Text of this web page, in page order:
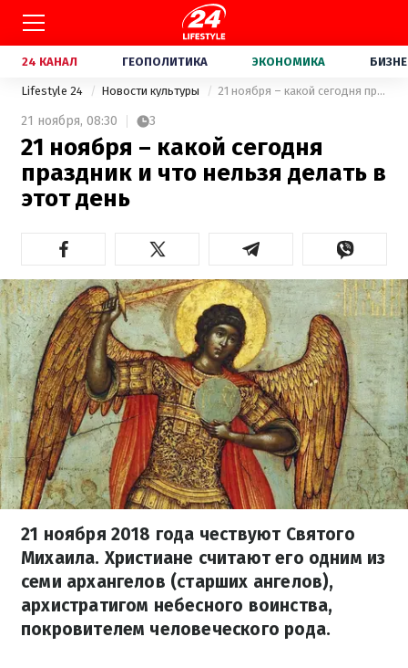
24 КАНАЛ ГЕОПОЛИТИКА ЭКОНОМИКА
Lifestyle 24 Новости культуры 21 ноября – какой сегодня праздник и что нельзя делать в этот день
21 ноября, 08:30 3
21 ноября – какой сегодня
праздник и что нельзя делать в
этот день
21 ноября 2018 года чествуют Святого
Михаила. Христиане считают его одним из
семи архангелов (старших ангелов),
архистратигом небесного воинства,
покровителем человеческого рода.